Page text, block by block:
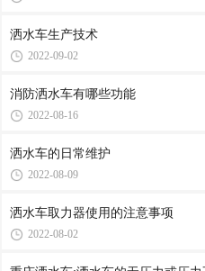
洒水车生产技术
2022-09-02
消防洒水车有哪些功能
2022-08-16
洒水车的日常维护
2022-08-09
洒水车取力器使用的注意事项
2022-08-02